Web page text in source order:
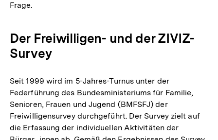
Frage.
Der Freiwilligen- und der ZIVIZ-
Survey
Seit 1999 wird im 5-Jahres-Turnus unter der
Federführung des Bundesministeriums für Familie,
Senioren, Frauen und Jugend (BMFSFJ) der
Freiwilligensurvey durchgeführt. Der Survey zielt auf
die Erfassung der individuellen Aktivitäten der